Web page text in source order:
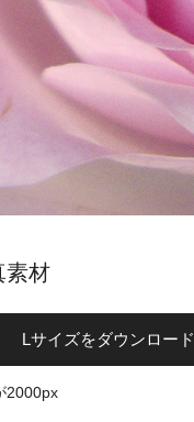
素材
Lサイズをダウンロード
2000px